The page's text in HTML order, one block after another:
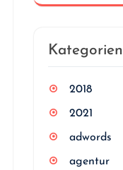
Kategorien
2018
2021
adwords
agentur